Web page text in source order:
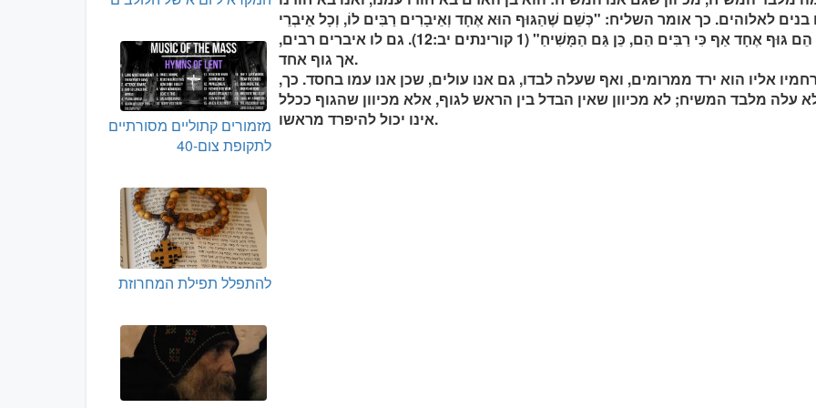
בנים לאלוהים. כך אומר השליח: "כְּשֵׁם שֶׁהַגּוּף הוּא אֶחָד וְאֵיבָרִים רַבִּים לוֹ, וְכָל אֵיבְרֵי
הַגּוּף הֵם גּוּף אֶחָד אַף כִּי רַבִּים הֵם, כֵּן גַּם הַמָּשִׁיחַ" (1 קורינתים יב:12). גם לו איברים רבים,
אך גוף אחד.
אליו הוא ירד ממרומים, ואף שעלה לבדו, גם אנו עולים, שכן אנו עמו בחסד. כך,
עלה מלבד המשיח; לא מכיוון שאין הבדל בין הראש לגוף, אלא מכיוון שהגוף ככלל
אינו יכול להיפרד מראשו.
מזמורים קתוליים מסורתיים
לתקופת צום-40
להתפלל תפילת המחרוזת